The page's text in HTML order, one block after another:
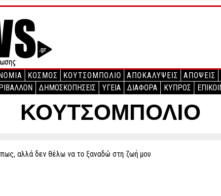
ΚΟΣΜΟΣ ΚΟΥΤΣΟΜΠΟΛΙΟ ΑΠΟΚΑΛΥΨΕΙΣ
ΑΠΟΨΕΙΣ
ΔΗΜΟΣΚΟΠΗΣΕΙΣ ΥΓΕΙΑ ΔΙΑΦΟΡΑ ΚΥΠΡΟΣ
ΚΟΥΤΣΟΜΠΟΛΙΟ